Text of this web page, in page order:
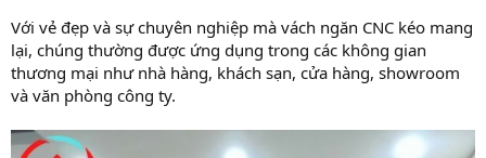
Với vẻ đẹp và sự chuyên nghiệp mà vách ngăn CNC kéo mang
lại, chúng thường được ứng dụng trong các không gian
thương mại như nhà hàng, khách sạn, cửa hàng, showroom
và văn phòng công ty.